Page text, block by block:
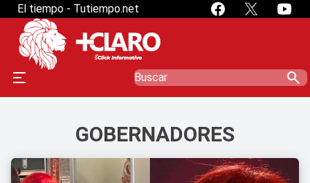
El tiempo - Tutiempo.net
search
GOBERNADORES